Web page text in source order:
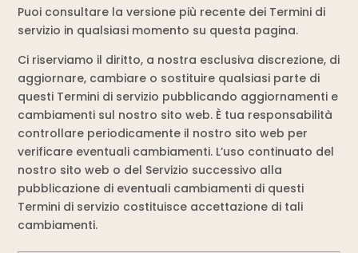
Puoi consultare la versione più recente dei Termini di
servizio in qualsiasi momento su questa pagina.
Ci riserviamo il diritto, a nostra esclusiva discrezione, di
aggiornare, cambiare o sostituire qualsiasi parte di
questi Termini di servizio pubblicando aggiornamenti e
cambiamenti sul nostro sito web. È tua responsabilità
controllare periodicamente il nostro sito web per
verificare eventuali cambiamenti. L’uso continuato del
nostro sito web o del Servizio successivo alla
pubblicazione di eventuali cambiamenti di questi
Termini di servizio costituisce accettazione di tali
cambiamenti.